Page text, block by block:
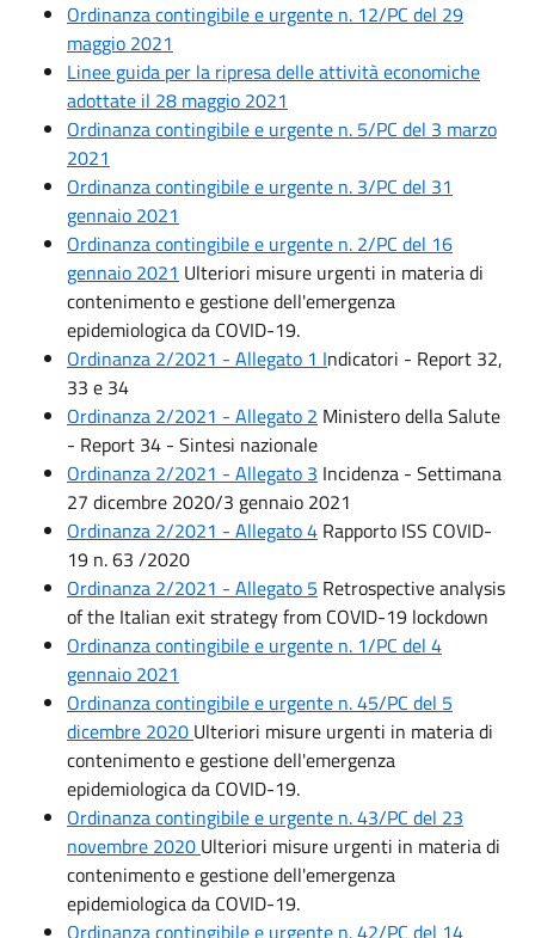
Ordinanza contingibile e urgente n. 12/PC del 29
maggio 2021
Linee guida per la ripresa delle attività economiche
adottate il 28 maggio 2021
Ordinanza contingibile e urgente n. 5/PC del 3 marzo
2021
Ordinanza contingibile e urgente n. 3/PC del 31
gennaio 2021
Ordinanza contingibile e urgente n. 2/PC del 16
gennaio 2021 Ulteriori misure urgenti in materia di
contenimento e gestione dell'emergenza
epidemiologica da COVID-19.
Ordinanza 2/2021 - Allegato 1 Indicatori - Report 32,
33 e 34
Ordinanza 2/2021 - Allegato 2 Ministero della Salute
- Report 34 - Sintesi nazionale
Ordinanza 2/2021 - Allegato 3 Incidenza - Settimana
27 dicembre 2020/3 gennaio 2021
Ordinanza 2/2021 - Allegato 4 Rapporto ISS COVID-
19 n. 63 /2020
Ordinanza 2/2021 - Allegato 5 Retrospective analysis
of the Italian exit strategy from COVID-19 lockdown
Ordinanza contingibile e urgente n. 1/PC del 4
gennaio 2021
Ordinanza contingibile e urgente n. 45/PC del 5
dicembre 2020 Ulteriori misure urgenti in materia di
contenimento e gestione dell'emergenza
epidemiologica da COVID-19.
Ordinanza contingibile e urgente n. 43/PC del 23
novembre 2020 Ulteriori misure urgenti in materia di
contenimento e gestione dell'emergenza
epidemiologica da COVID-19.
Ordinanza contingibile e urgente n. 42/PC del 14